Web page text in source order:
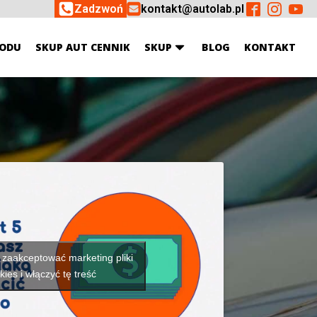
Zadzwoń kontakt@autolab.pl
SKUP AUT CENNIK SKUP BLOG KONTAKT
marketing pliki
i włączyć tę treść